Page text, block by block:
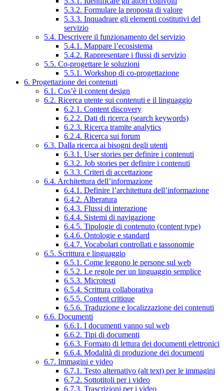
5.3.2. Formulare la proposta di valore
5.3.3. Inquadrare gli elementi costitutivi del
servizio
5.4. Descrivere il funzionamento del servizio
5.4.1. Mappare l’ecosistema
5.4.2. Rappresentare i flussi di servizio
5.5. Co-progettare le soluzioni
5.5.1. Workshop di co-progettazione
6. Progettazione dei contenuti
6.1. Cos’è il content design
6.2. Ricerca utente sui contenuti e il linguaggio
6.2.1. Content discovery
6.2.2. Dati di ricerca (search keywords)
6.2.3. Ricerca tramite analytics
6.2.4. Ricerca sui forum
6.3. Dalla ricerca ai bisogni degli utenti
6.3.1. User stories per definire i contenuti
6.3.2. Job stories per definire i contenuti
6.3.3. Criteri di accettazione
6.4. Architettura dell’informazione
6.4.1. Definire l’architettura dell’informazione
6.4.2. Alberatura
6.4.3. Flussi di interazione
6.4.4. Sistemi di navigazione
6.4.5. Tipologie di contenuto (content type)
6.4.6. Ontologie e standard
6.4.7. Vocabolari controllati e tassonomie
6.5. Scrittura e linguaggio
6.5.1. Come leggono le persone sul web
6.5.2. Le regole per un linguaggio semplice
6.5.3. Microtesti
6.5.4. Scrittura collaborativa
6.5.5. Content critique
6.5.6. Traduzione e localizzazione dei contenuti
6.6. Documenti
6.6.1. I documenti vanno sul web
6.6.2. Tipi di documenti
6.6.3. Formato di lettura dei documenti elettronici
6.6.4. Modalità di produzione dei documenti
6.7. Immagini e video
6.7.1. Testo alternativo (alt text) per le immagini
6.7.2. Sottotitoli per i video
6.7.3. Trascrizioni per i video